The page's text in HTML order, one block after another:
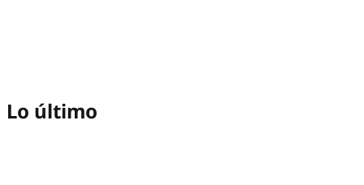
Lo último